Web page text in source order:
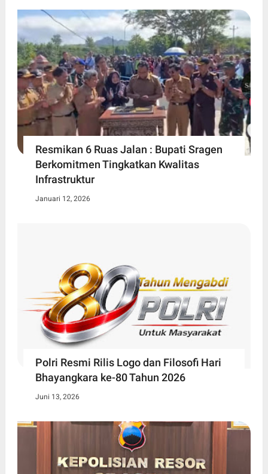
Resmikan 6 Ruas Jalan : Bupati Sragen
Berkomitmen Tingkatkan Kwalitas
Infrastruktur
Januari 12, 2026
Polri Resmi Rilis Logo dan Filosofi Hari
Bhayangkara ke-80 Tahun 2026
Juni 13, 2026